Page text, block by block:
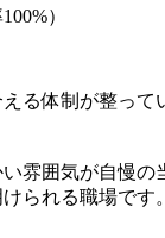
）
る体制が整っ
雰囲気が自慢
られる職場です。